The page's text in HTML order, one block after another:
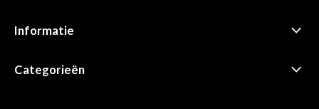
Informatie
Categorieën